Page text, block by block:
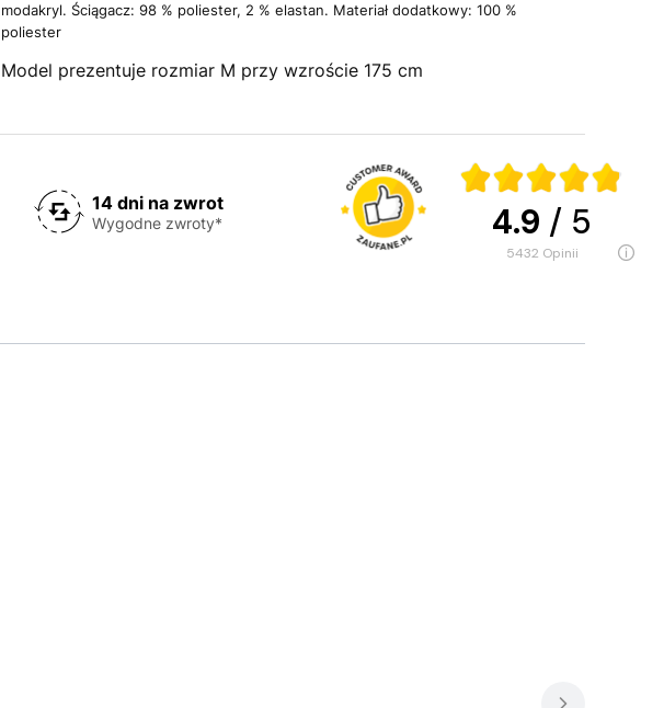
modakryl. Ściągacz: 98 % poliester, 2 % elastan. Materiał dodatkowy: 100 %
poliester
Model prezentuje rozmiar M przy wzroście 175 cm
14 dni na zwrot
Wygodne zwroty* 4.9 / 5
5432 opinii